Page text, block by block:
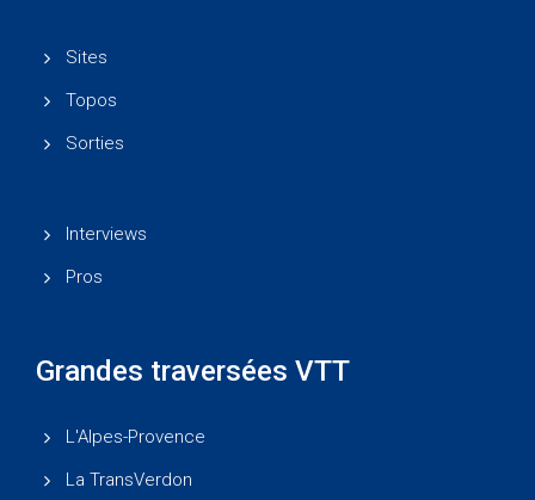
Sites
Topos
Sorties
Interviews
Pros
Grandes traversées VTT
L'Alpes-Provence
La TransVerdon